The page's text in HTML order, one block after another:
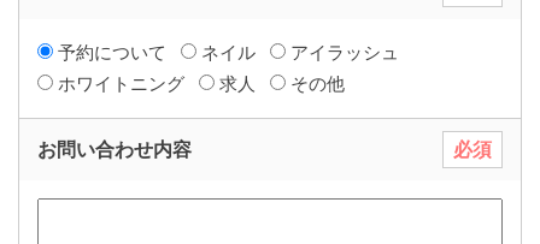
予約について ネイル
アイラッシュ
ホワイトニング
求人 その他
お問い合わせ内容 必須